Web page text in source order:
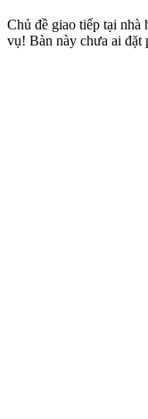
Chủ đề giao tiếp tại nhà
vụ! Bàn này chưa ai đặt